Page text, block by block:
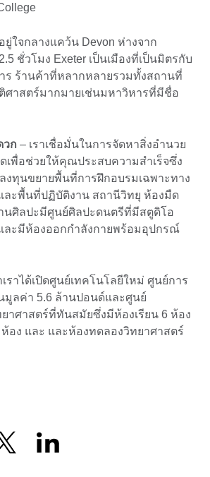
ยู่ใจกลางแคว้น Devon ห่างจาก
ชั่วโมง Exeter เป็นเมืองที่เป็นมิตรกับ
ร ร้านค้าที่หลากหลายรวมทั้งสถานที่
ศาสตร์มากมายเช่นมหาวิหารที่มีชื่อ
วก – เราเชื่อมั่นในการจัดหาสิ่งอำนวย
เพื่อช่วยให้คุณประสบความสำเร็จซึ่ง
ลงทุนขยายพื้นที่การฝึกอบรมเฉพาะทาง
ละพื้นที่ปฏิบัติงาน สถานีวิทยุ ห้องมืด
นศิลปะมีศูนย์ศิลปะดนตรีที่มีสตูดิโอ
ละมีห้องออกกำลังกายพร้อมอุปกรณ์
ราได้เปิดศูนย์เทคโนโลยีใหม่ ศูนย์การ
มูลค่า 5.6 ล้านปอนด์และศูนย์
าศาสตร์ที่ทันสมัยซึ่งมีห้องเรียน 6 ห้อง
อง และ และห้องทดลองวิทยาศาสตร์